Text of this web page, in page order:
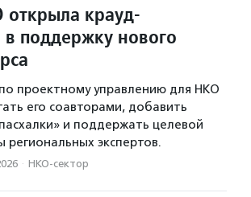
крауд-
поддержку нового
проектному управлению для НКО
его соавторами, добавить
и поддержать целевой
региональных экспертов.
· НКО-сектор